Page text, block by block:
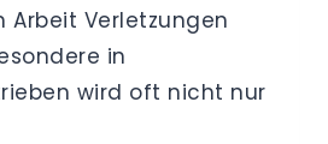
Arbeit Verletzungen
in
wird oft nicht nur